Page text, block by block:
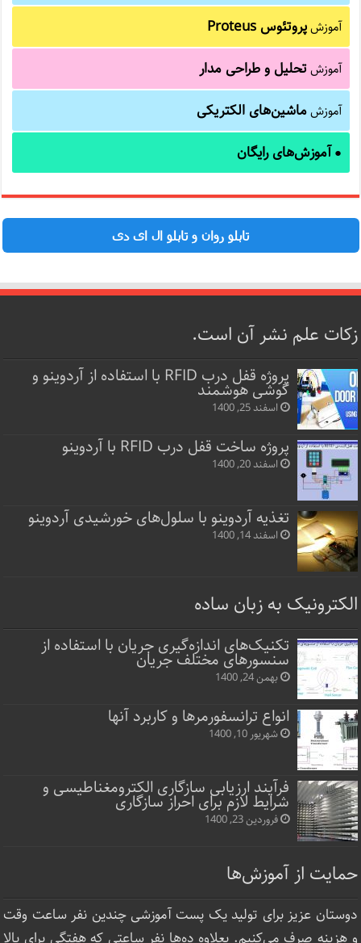
آموزشپروتئوس Proteus
آموزشتحلیل و طراحی مدار
آموزشماشین‌های الکتریکی
●آموزش‌های رایگان
تابلو روان و تابلو ال ای دی
زکات علم نشر آن است.
پروژه قفل‌ درب RFID با استفاده از آردوینو و
گوشی هوشمند
اسفند 25, 1400
پروژه ساخت قفل‌ درب RFID با آردوینو
اسفند 20, 1400
تغذیه آردوینو با سلول‌های خورشیدی آردوینو
اسفند 14, 1400
الکترونیک به زبان ساده
تکنیک‌های اندازه‌گیری جریان با استفاده از
سنسورهای مختلف جریان
بهمن 24, 1400
انواع ترانسفورمرها و کاربرد آنها
شهریور 10, 1400
فرآیند ارزیابی سازگاری الکترومغناطیسی و
شرایط لازم برای احراز سازگاری
فروردین 23, 1400
حمایت از آموزش‌ها
دوستان عزیز برای تولید یک پست آموزشی چندین نفر ساعت‌ وقت